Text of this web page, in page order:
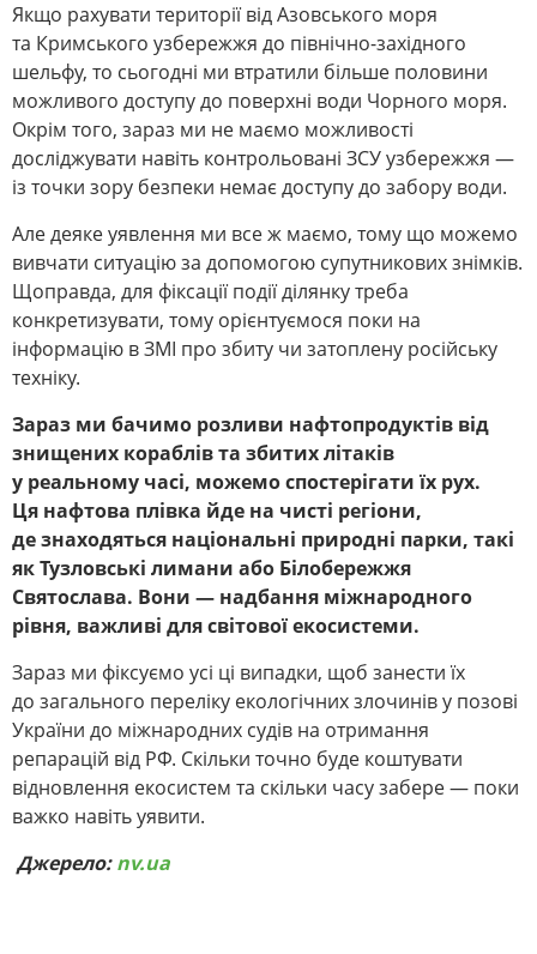
Якщо рахувати території від Азовського моря
та Кримського узбережжя до північно-західного
шельфу, то сьогодні ми втратили більше половини
можливого доступу до поверхні води Чорного моря.
Окрім того, зараз ми не маємо можливості
досліджувати навіть контрольовані ЗСУ узбережжя —
із точки зору безпеки немає доступу до забору води.
Але деяке уявлення ми все ж маємо, тому що можемо
вивчати ситуацію за допомогою супутникових знімків.
Щоправда, для фіксації події ділянку треба
конкретизувати, тому орієнтуємося поки на
інформацію в ЗМІ про збиту чи затоплену російську
техніку.
Зараз ми бачимо розливи нафтопродуктів від
знищених кораблів та збитих літаків
у реальному часі, можемо спостерігати їх рух.
Ця нафтова плівка йде на чисті регіони,
де знаходяться національні природні парки, такі
як Тузловські лимани або Білобережжя
Святослава. Вони — надбання міжнародного
рівня, важливі для світової екосистеми.
Зараз ми фіксуємо усі ці випадки, щоб занести їх
до загального переліку екологічних злочинів у позові
України до міжнародних судів на отримання
репарацій від РФ. Скільки точно буде коштувати
відновлення екосистем та скільки часу забере — поки
важко навіть уявити.
Джерело:nv.ua